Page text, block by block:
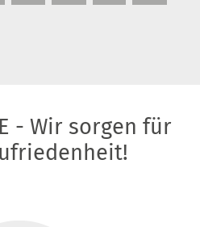
- Wir sorgen für